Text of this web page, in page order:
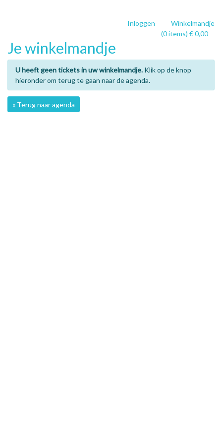
Inloggen
Winkelmandje
(0 items) € 0,00
Je winkelmandje
U heeft geen tickets in uw winkelmandje. Klik op de knop
hieronder om terug te gaan naar de agenda.
« Terug naar agenda